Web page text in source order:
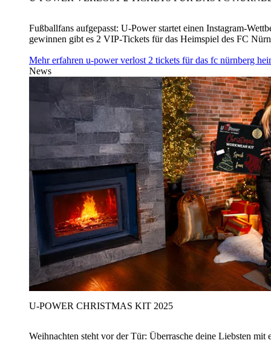
Fußballfans aufgepasst: U‑Power startet einen Instagram-
gewinnen gibt es 2 VIP-Tickets für das Heimspiel des FC
Mehr erfahren u‑power verlost 2 tickets für das fc nürnberg
News
U‑POWER CHRISTMAS KIT 2025
Weihnachten steht vor der Tür: Überrasche deine Liebsten